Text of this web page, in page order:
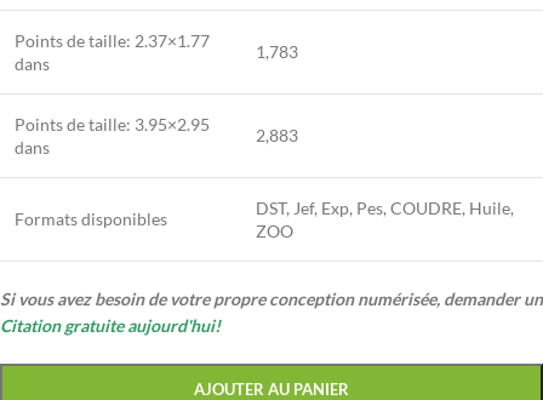
Points de taille: 2.37×1.77
dans
1,783
Points de taille: 3.95×2.95
dans
2,883
Formats disponibles
DST, Jef, Exp, Pes, COUDRE, Huile,
ZOO
Si vous avez besoin de votre propre conception numérisée, demander un
Citation gratuite aujourd'hui!
AJOUTER AU PANIER